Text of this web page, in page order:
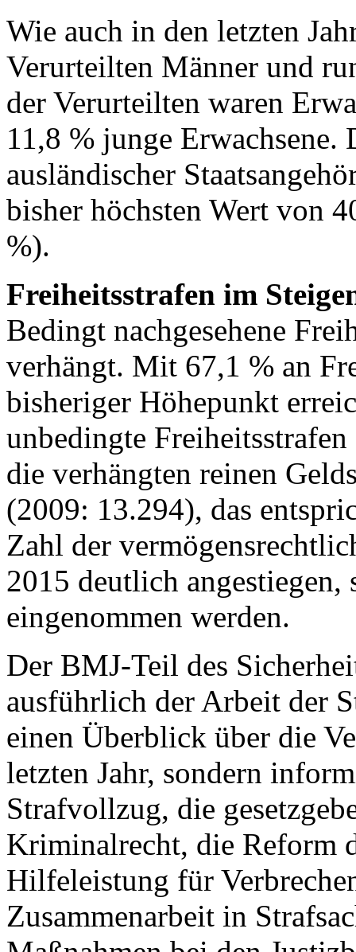
Wie auch in den letzten
Verurteilten Männer und
der Verurteilten waren
11,8 % junge
ausländischer
bisher höchsten Wert von
%).
Freiheitsstrafen im
Bedingt nachgesehene
verhängt. Mit 67,1 % an
bisheriger Höhepunkt
unbedingte
die verhängten reinen
(2009: 13.294), das
Zahl der
2015 deutlich
eingenommen werden.
Der BMJ-Teil des
ausführlich der Arbeit der
einen Überblick über die
letzten Jahr, sondern
Strafvollzug, die
Kriminalrecht, die Reform
Hilfeleistung für
Zusammenarbeit in